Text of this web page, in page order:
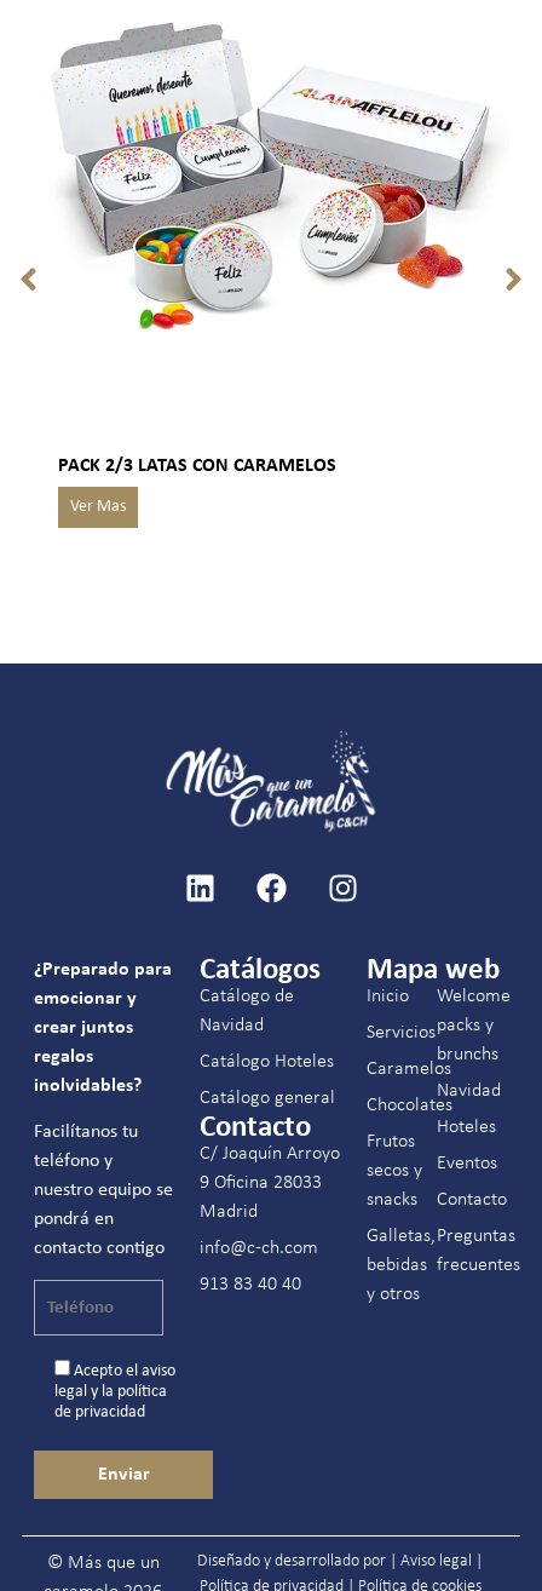
PACK 2/3 LATAS CON CARAMELOS
¿Preparado para
emocionar y
crear juntos
regalos
inolvidables?
Facilítanos tu
teléfono y
nuestro equipo se
pondrá en
contacto contigo
Acepto el aviso
legal y la política
de privacidad
Catálogos
Catálogo de
Navidad
Catálogo Hoteles
Catálogo general
Contacto
C/ Joaquín Arroyo
9 Oficina 28033
Madrid
info@c-ch.com
913 83 40 40
Mapa web
Inicio
Servicios
Caramelos
Chocolates
Frutos
secos y
snacks
Galletas,
bebidas
y otros
Welcome
packs y
brunchs
Navidad
Hoteles
Eventos
Contacto
Preguntas
frecuentes
© Más que un
Diseñado y desarrollado por |Aviso legal
Política de privacidad
Política de cookies